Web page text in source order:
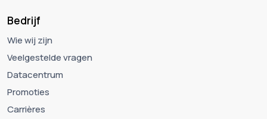
Bedrijf
Wie wij zijn
Veelgestelde vragen
Datacentrum
Promoties
Carrières